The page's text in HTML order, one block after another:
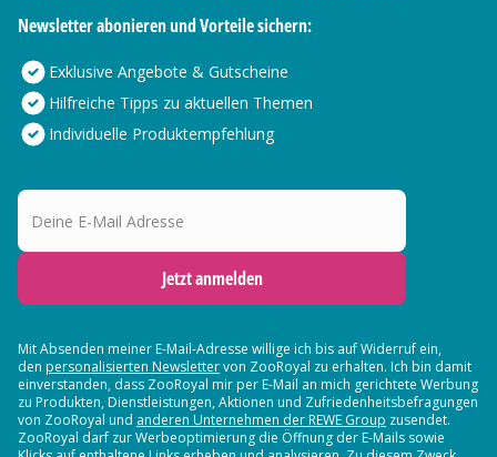
Newsletter abonieren und Vorteile sichern:
Exklusive Angebote & Gutscheine
Hilfreiche Tipps zu aktuellen Themen
Individuelle Produktempfehlung
Deine E-Mail Adresse
Jetzt anmelden
Mit Absenden meiner E-Mail-Adresse willige ich bis auf Widerruf ein,
den personalisierten Newslettervon ZooRoyal zu erhalten. Ich bin damit
einverstanden, dass ZooRoyal mir per E-Mail an mich gerichtete Werbung
zu Produkten, Dienstleistungen, Aktionen und Zufriedenheitsbefragungen
von ZooRoyal und anderen Unternehmen der REWE Group zusendet.
ZooRoyal darf zur Werbeoptimierung die Öffnung der E-Mails sowie